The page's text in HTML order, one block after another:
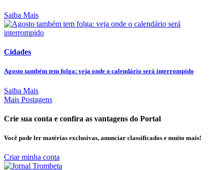
Saiba Mais
Cidades
Agosto também tem folga: veja onde o calendário será interrompido
Saiba Mais
Mais Postagens
Crie sua conta e confira as vantagens do Portal
Você pode ler matérias exclusivas, anunciar classificados e muito mais!
Criar minha conta